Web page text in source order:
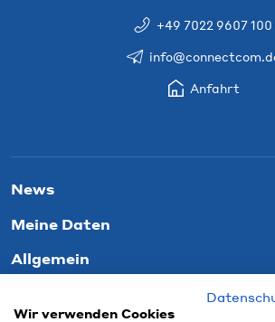
+49 7022 9607 100
Anfahrt
News
Meine Daten
Allgemein
Wir verwenden Cookies